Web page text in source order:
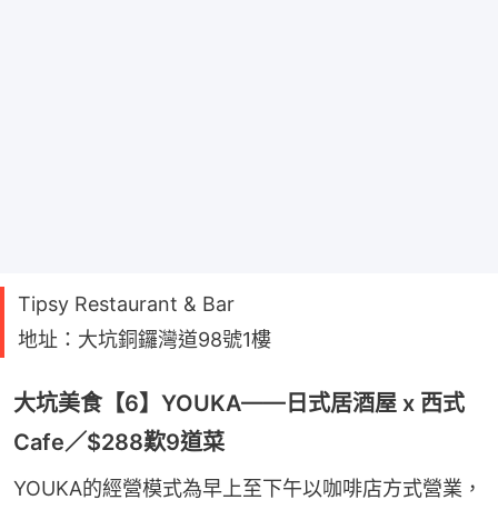
Tipsy Restaurant & Bar
地址：大坑銅鑼灣道98號1樓
大坑美食【6】YOUKA——日式居酒屋 x 西式
Cafe／$288歎9道菜
YOUKA的經營模式為早上至下午以咖啡店方式營業，